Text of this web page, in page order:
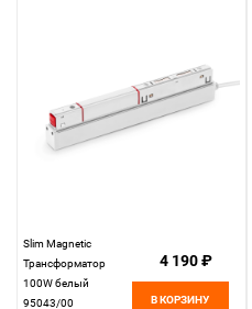
Slim Magnetic
Трансформатор
100W белый
95043/00
4 190 ₽
В КОРЗИНУ